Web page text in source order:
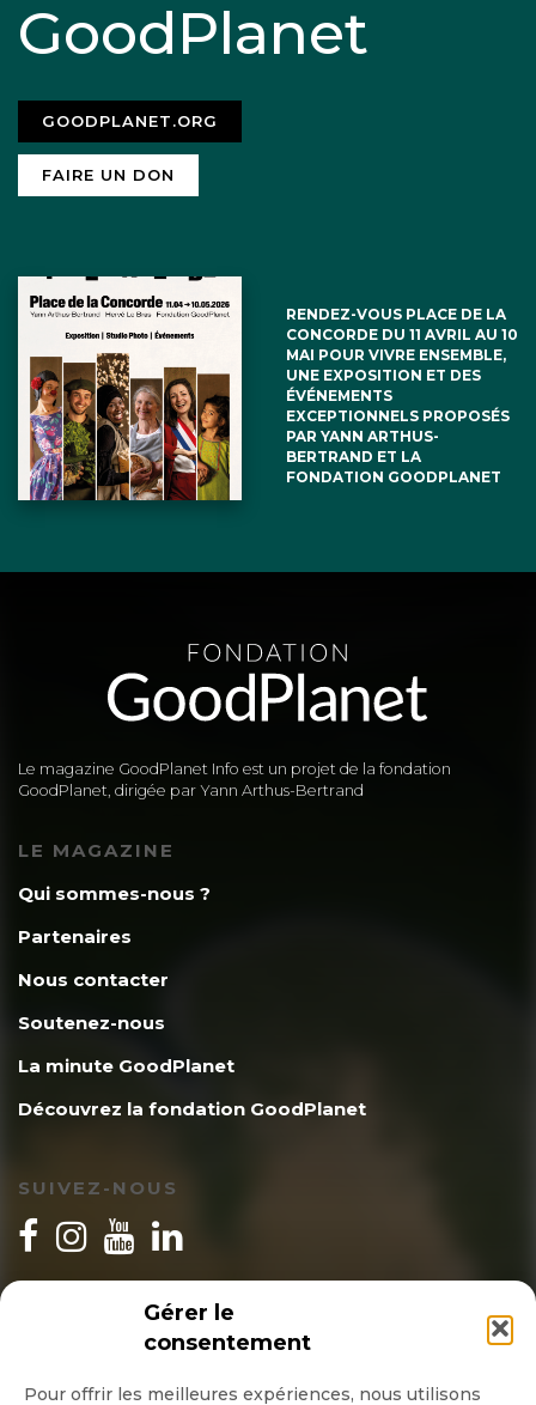
Gérer le
consentement
Pour offrir les meilleures expériences, nous utilisons
GoodPlanet
GOODPLANET.ORG
FAIRE UN DON
RENDEZ-VOUS PLACE DE LA
CONCORDE DU 11 AVRIL AU 10
MAI POUR VIVRE ENSEMBLE,
UNE EXPOSITION ET DES
ÉVÉNEMENTS
EXCEPTIONNELS PROPOSÉS
PAR YANN ARTHUS-
BERTRAND ET LA
FONDATION GOODPLANET
Le magazine GoodPlanet Info est un projet de la fondation
GoodPlanet, dirigée par Yann Arthus-Bertrand
LE MAGAZINE
Qui sommes-nous ?
Partenaires
Nous contacter
Soutenez-nous
La minute GoodPlanet
Découvrez la fondation GoodPlanet
SUIVEZ-NOUS
INSCRIPTION NEWSLETTER